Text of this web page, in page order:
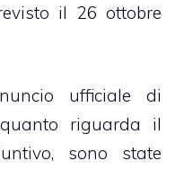
il 26 ottobre
ufficiale di
riguarda il
sono state